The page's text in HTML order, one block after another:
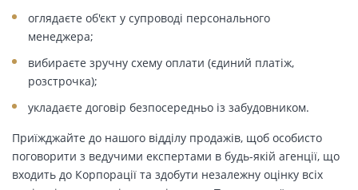
оглядаєте об'єкт у супроводі персонального
менеджера;
вибираєте зручну схему оплати (єдиний платіж,
розстрочка);
укладаєте договір безпосередньо із забудовником.
Приїжджайте до нашого відділу продажів, щоб особисто
поговорити з ведучими експертами в будь-якій агенції, що
входить до Корпорації та здобути незалежну оцінку всіх